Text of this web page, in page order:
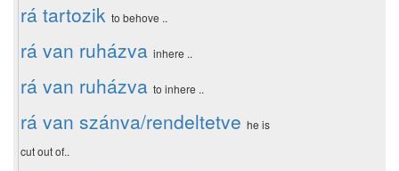
rá tartozik to behove ..
rá van ruházva inhere ..
rá van ruházva to inhere ..
rá van szánva/rendeltetve he is
cut out of..